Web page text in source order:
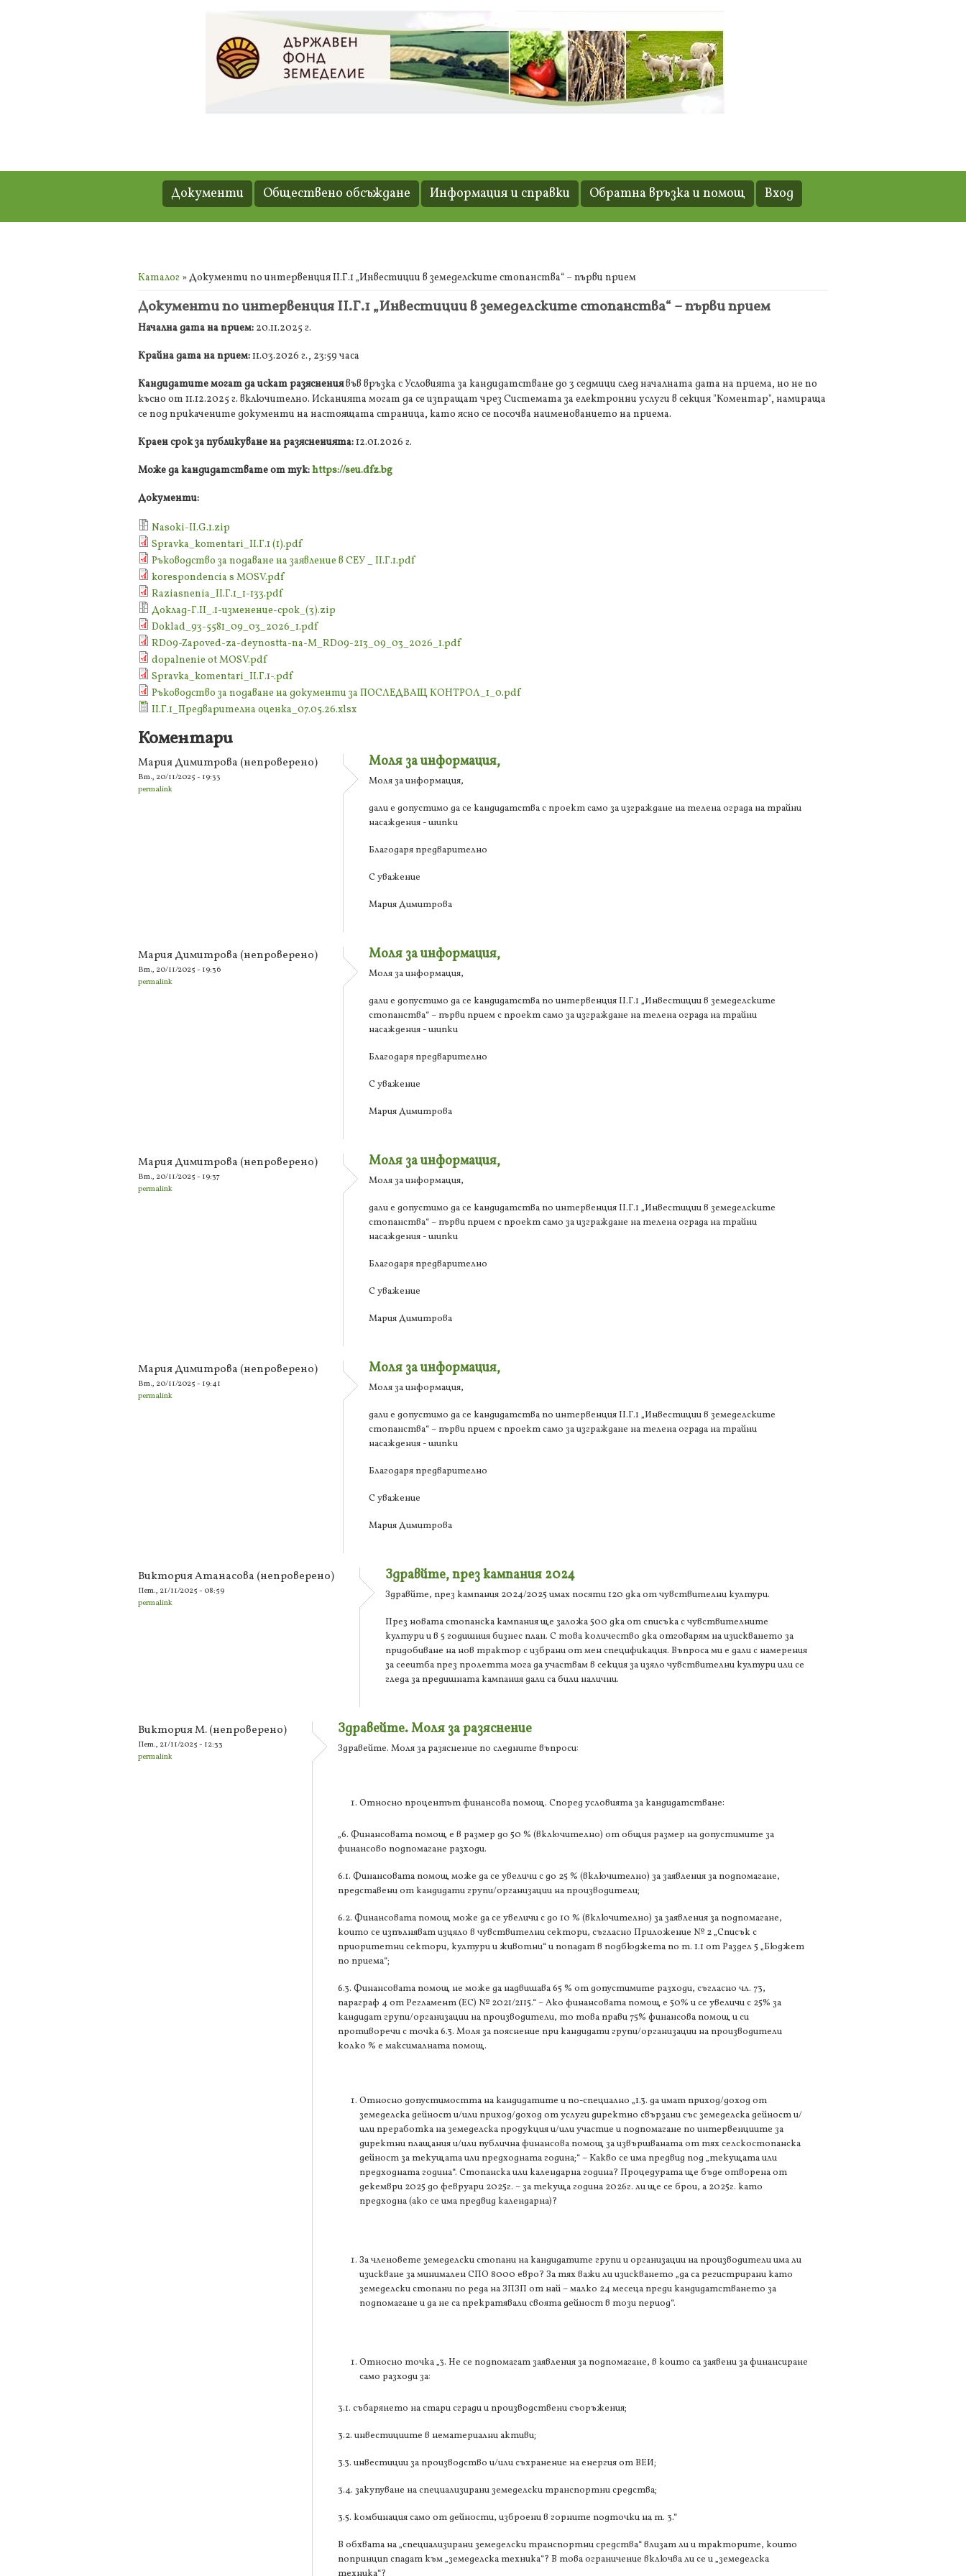
Документи Обществено обсъждане Информация и справки Обратна връзка и помощ Вход
Вие сте тук
Каталог » Документи по интервенция ІІ.Г.1 „Инвестиции в земеделските стопанства“ – първи прием
Документи по интервенция ІІ.Г.1 „Инвестиции в земеделските стопанства“ – първи прием
Начална дата на прием: 20.11.2025 г.
Крайна дата на прием:11.03.2026 г., 23:59 часа
Кандидатите могат да искат разяснениявъв връзка с Условията за кандидатстване до 3 седмици след началната дата на приема, но не по
късно от 11.12.2025 г. включително. Исканията могат да се изпращат чрез Системата за електронни услуги в секция "Коментар", намираща
се под прикачените документи на настоящата страница, като ясно се посочва наименованието на приема.
Краен срок за публикуване на разясненията:12.01.2026 г.
Може да кандидатствате от тук:https://seu.dfz.bg
Документи:
Nasoki-ІІ.G.1.zip
Spravka_komentari_II.Г.1 (1).pdf
Ръководство за подаване на заявление в СЕУ _ II.Г.1.pdf
korespondencia s MOSV.pdf
Raziasnenia_ІІ.Г.1_1-133.pdf
Доклад-Г.II_.1-изменение-срок_(3).zip
Doklad_93-5581_09_03_2026_1.pdf
RD09-Zapoved-za-deynostta-na-M_RD09-213_09_03_2026_1.pdf
dopalnenie ot MOSV.pdf
Spravka_komentari_II.Г.1-.pdf
Ръководство за подаване на документи за ПОСЛЕДВАЩ КОНТРОЛ_1_0.pdf
II.Г.1_Предварителна оценка_07.05.26.xlsx
Коментари
Мария Димитрова (непроверено)
Вт., 20/11/2025 - 19:33
permalink
Моля за информация,
Моля за информация,
дали е допустимо да се кандидатства с проект само за изграждане на телена ограда на трайни
насаждения - шипки
Благодаря предварително
С уважение
Мария Димитрова
Мария Димитрова (непроверено)
Вт., 20/11/2025 - 19:36
permalink
Моля за информация,
Моля за информация,
дали е допустимо да се кандидатства по интервенция ІІ.Г.1 „Инвестиции в земеделските
стопанства“ – първи прием с проект само за изграждане на телена ограда на трайни
насаждения - шипки
Благодаря предварително
С уважение
Мария Димитрова
Мария Димитрова (непроверено)
Вт., 20/11/2025 - 19:37
permalink
Моля за информация,
Моля за информация,
дали е допустимо да се кандидатства по интервенция ІІ.Г.1 „Инвестиции в земеделските
стопанства“ – първи прием с проект само за изграждане на телена ограда на трайни
насаждения - шипки
Благодаря предварително
С уважение
Мария Димитрова
Мария Димитрова (непроверено)
Вт., 20/11/2025 - 19:41
permalink
Моля за информация,
Моля за информация,
дали е допустимо да се кандидатства по интервенция ІІ.Г.1 „Инвестиции в земеделските
стопанства“ – първи прием с проект само за изграждане на телена ограда на трайни
насаждения - шипки
Благодаря предварително
С уважение
Мария Димитрова
Виктория Атанасова (непроверено)
Пет., 21/11/2025 - 08:59
permalink
Здравйте, през кампания 2024
Здравйте, през кампания 2024/2025 имах посяти 120 дка от чувствителни култури.
През новата стопанска кампания ще заложа 500 дка от списъка с чувствителните
култури и в 5 годишния бизнес план. С това количество дка отговарям на изискването за
придобиване на нов трактор с избрани от мен спецификация. Въпроса ми е дали с намерения
за сееитба през пролетта мога да участвам в секция за изяло чувствителни култури или се
гледа за предишната кампания дали са били налични.
Виктория М. (непроверено)
Пет., 21/11/2025 - 12:33
permalink
Здравейте. Моля за разяснение
Здравейте. Моля за разяснение по следните въпроси:
Относно процентът финансова помощ. Според условията за кандидатстване:
„6. Финансовата помощ е в размер до 50 % (включително) от общия размер на допустимите за
финансово подпомагане разходи.
6.1. Финансовата помощ може да се увеличи с до 25 % (включително) за заявления за подпомагане,
представени от кандидати групи/организации на производители;
6.2. Финансовата помощ може да се увеличи с до 10 % (включително) за заявления за подпомагане,
които се изпълняват изцяло в чувствителни сектори, съгласно Приложение № 2 „Списък с
приоритетни сектори, култури и животни“ и попадат в подбюджета по т. 1.1 от Раздел 5 „Бюджет
по приема“;
6.3. Финансовата помощ не може да надвишава 65 % от допустимите разходи, съгласно чл. 73,
параграф 4 от Регламент (ЕС) № 2021/2115.“ – Ако финансовата помощ е 50% и се увеличи с 25% за
кандидат групи/организации на производители, то това прави 75% финансова помощ и си
противоречи с точка 6.3. Моля за пояснение при кандидати групи/организации на производители
колко % е максималната помощ.
Относно допустимостта на кандидатите и по-специално „1.3. да имат приход/доход от
земеделска дейност и/или приход/доход от услуги директно свързани със земеделска дейност и/
или преработка на земеделска продукция и/или участие и подпомагане по интервенциите за
директни плащания и/или публична финансова помощ за извършваната от тях селскостопанска
дейност за текущата или предходната година;“ – Какво се има предвид под „текущата или
предходната година“. Стопанска или календарна година? Процедурата ще бъде отворена от
декември 2025 до февруари 2025г. – за текуща година 2026г. ли ще се брои, а 2025г. като
предходна (ако се има предвид календарна)?
За членовете земеделски стопани на кандидатите групи и организации на производители има ли
изискване за минимален СПО 8000 евро? За тях важи ли изискването „да са регистрирани като
земеделски стопани по реда на ЗПЗП от най – малко 24 месеца преди кандидатстването за
подпомагане и да не са прекратявали своята дейност в този период“.
Относно точка „3. Не се подпомагат заявления за подпомагане, в които са заявени за финансиране
само разходи за:
3.1. събарянето на стари сгради и производствени съоръжения;
3.2. инвестициите в нематериални активи;
3.3. инвестиции за производство и/или съхранение на енергия от ВЕИ;
3.4. закупуване на специализирани земеделски транспортни средства;
3.5. комбинация само от дейности, изброени в горните подточки на т. 3.“
В обхвата на „специализирани земеделски транспортни средства“ влизат ли и тракторите, които
попринцип спадат към „земеделска техника“? В това ограничение включва ли се и „земеделска